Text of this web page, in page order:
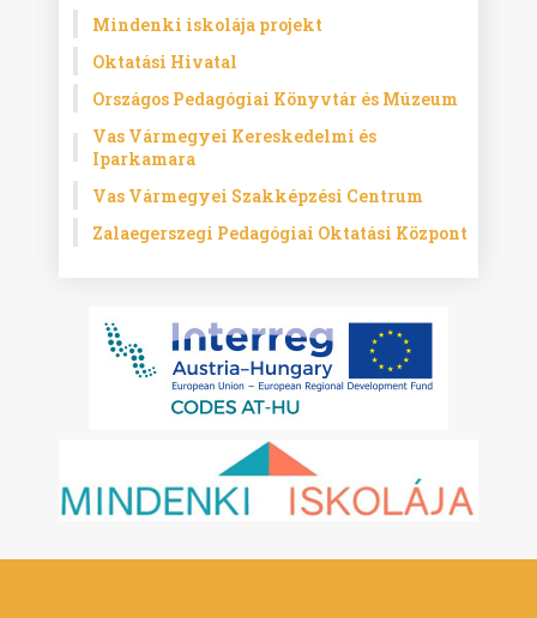
Mindenki iskolája projekt
Oktatási Hivatal
Országos Pedagógiai Könyvtár és Múzeum
Vas Vármegyei Kereskedelmi és
Iparkamara
Vas Vármegyei Szakképzési Centrum
Zalaegerszegi Pedagógiai Oktatási Központ